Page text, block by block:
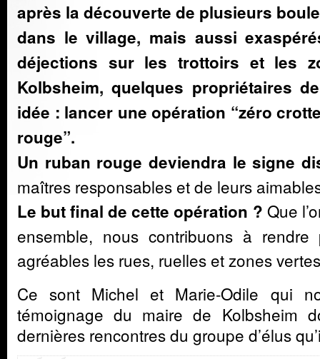
après la découverte de plusieurs
dans le village, mais aussi
déjections sur les trottoirs et les
Kolbsheim, quelques propriétaires
idée : lancer une opération “zéro
rouge”.
Un ruban rouge deviendra le signe
maîtres responsables et de leurs
Le but final de cette opération ? Que
ensemble, nous contribuons à
agréables les rues, ruelles et zones
Ce sont Michel et Marie-Odile qui
témoignage du maire de Kolbsheim
dernières rencontres du groupe d’élus